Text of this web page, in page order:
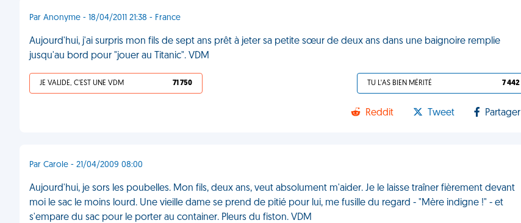
Par Anonyme - 18/04/2011 21:38 - France
Aujourd'hui, j'ai surpris mon fils de sept ans prêt à jeter sa petite sœur de deux ans dans une baignoire remplie
jusqu'au bord pour "jouer au Titanic". VDM
JE VALIDE, C'EST UNE VDM 71 750 TU L'AS BIEN MÉRITÉ 7 442
Reddit Tweet Partager
Par Carole - 21/04/2009 08:00
Aujourd'hui, je sors les poubelles. Mon fils, deux ans, veut absolument m'aider. Je le laisse traîner fièrement devant
moi le sac le moins lourd. Une vieille dame se prend de pitié pour lui, me fusille du regard - "Mère indigne !" - et
s'empare du sac pour le porter au container. Pleurs du fiston. VDM